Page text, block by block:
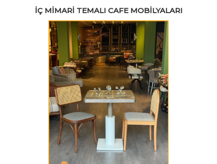
İÇ MIMARI TEMALI CAFE MOBILYALARI